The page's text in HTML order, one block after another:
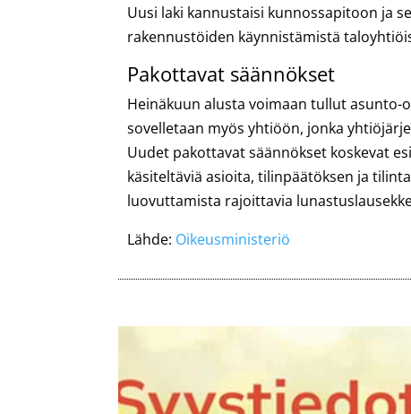
Uusi laki kannustaisi kunnossapitoon ja
rakennustöiden käynnistämistä
Pakottavat säännökset
Heinäkuun alusta voimaan tullut asunto-
sovelletaan myös yhtiöön, jonka
Uudet pakottavat säännökset koskevat
käsiteltäviä asioita, tilinpäätöksen ja
luovuttamista rajoittavia
Lähde: Oikeusministeriö